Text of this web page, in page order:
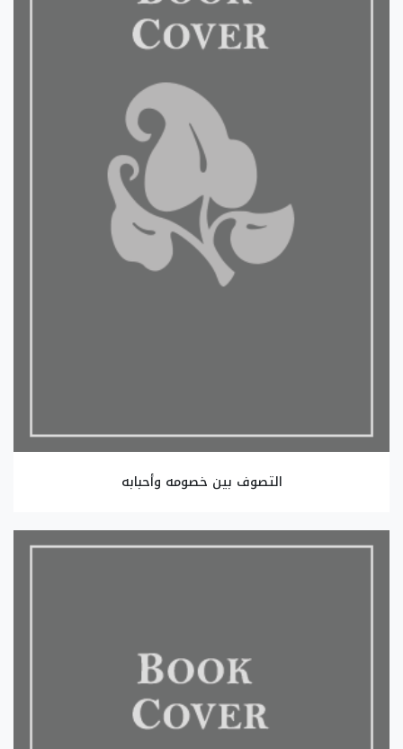
التصوف بين خصومه وأحبابه